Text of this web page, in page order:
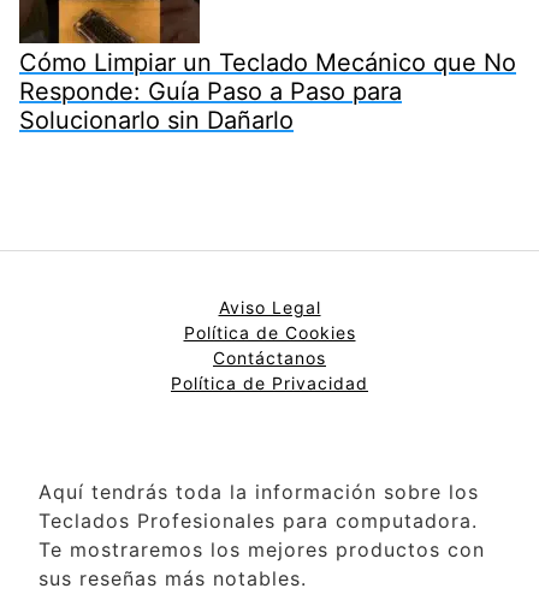
Cómo Limpiar un Teclado Mecánico que No
Responde: Guía Paso a Paso para
Solucionarlo sin Dañarlo
Aviso Legal
Política de Cookies
Contáctanos
Política de Privacidad
Aquí tendrás toda la información sobre los
Teclados Profesionales para computadora.
Te mostraremos los mejores productos con
sus reseñas más notables.